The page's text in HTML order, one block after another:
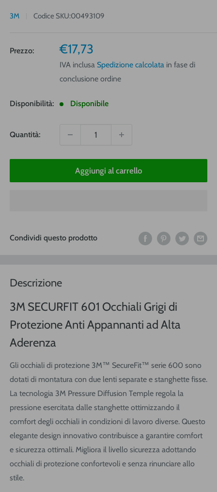
3M Codice SKU:00493109
Prezzo:
Prezzo
vendita
€17,73
IVA inclusa Spedizione calcolata in fase di
conclusione ordine
Disponibilità: Disponibile
Quantità:
Aggiungi al carrello
Condividi questo prodotto
Descrizione
3M SECURFIT 601 Occhiali Grigi di
Protezione Anti Appannanti ad Alta
Aderenza
Gli occhiali di protezione 3M™ SecureFit™ serie 600 sono
dotati di montatura con due lenti separate e stanghette fisse.
La tecnologia 3M Pressure Diffusion Temple regola la
pressione esercitata dalle stanghette ottimizzando il
comfort degli occhiali in condizioni di lavoro diverse. Questo
elegante design innovativo contribuisce a garantire comfort
e sicurezza ottimali. Migliora il livello sicurezza adottando
occhiali di protezione confortevoli e senza rinunciare allo
stile.